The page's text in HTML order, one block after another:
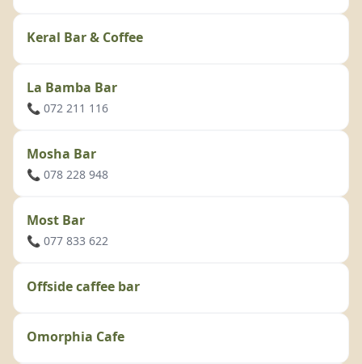
Keral Bar & Coffee
La Bamba Bar
📞 072 211 116
Mosha Bar
📞 078 228 948
Most Bar
📞 077 833 622
Offside caffee bar
Omorphia Cafe